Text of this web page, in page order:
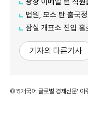
법원, 모스 탄 출국정
잠실 개표소 진입 홀
기자의 다른기사
©'5개국어 글로벌 경제신문' 아